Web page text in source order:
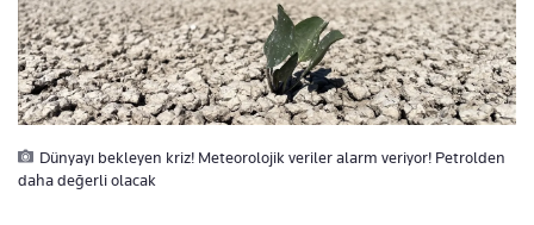
Dünyayı bekleyen kriz! Meteorolojik veriler alarm veriyor! Petrolden
daha değerli olacak